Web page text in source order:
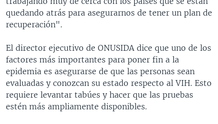
quedando atrás para asegurarnos de tener un plan de
recuperación".
El director ejecutivo de ONUSIDA dice que uno de los
factores más importantes para poner fin a la
epidemia es asegurarse de que las personas sean
evaluadas y conozcan su estado respecto al VIH. Esto
requiere levantar tabúes y hacer que las pruebas
estén más ampliamente disponibles.